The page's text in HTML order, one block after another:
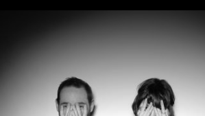
Chvrches
Home News Musik Videos